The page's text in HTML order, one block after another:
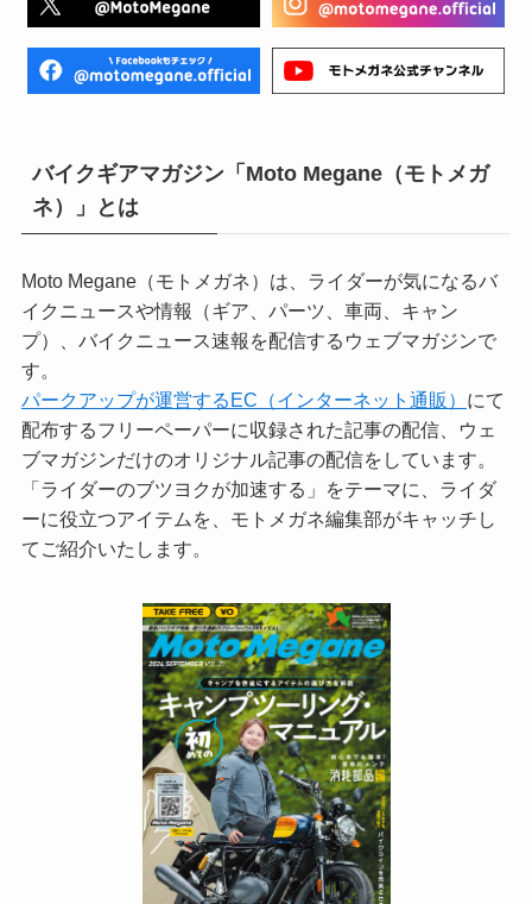
バイクギアマガジン「Moto Megane（モトメガ
ネ）」とは
Moto Megane（モトメガネ）は、ライダーが気になるバ
イクニュースや情報（ギア、パーツ、車両、キャン
プ）、バイクニュース速報を配信するウェブマガジンで
す。
パークアップが運営するEC（インターネット通販） にて
配布するフリーペーパーに収録された記事の配信、ウェ
ブマガジンだけのオリジナル記事の配信をしています。
「ライダーのブツヨクが加速する」をテーマに、ライダ
ーに役立つアイテムを、モトメガネ編集部がキャッチし
てご紹介いたします。